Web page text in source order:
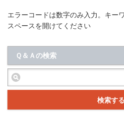
エラーコードは数字のみ入力。キー
スペースを開けてください
Ｑ＆Ａの検索
検索する